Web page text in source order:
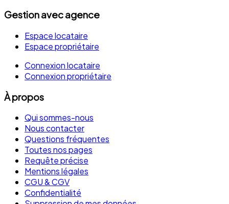
Gestion avec agence
Espace locataire
Espace propriétaire
Connexion locataire
Connexion propriétaire
À propos
Qui sommes-nous
Nous contacter
Questions fréquentes
Toutes nos pages
Requête précise
Mentions légales
CGU & CGV
Confidentialité